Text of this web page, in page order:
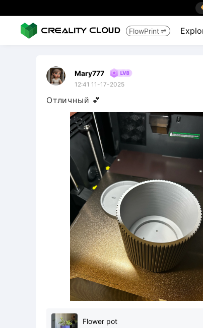
FlowPrint 
Mary777
12:41 11-17-2025
Отличный 💕
Flower pot